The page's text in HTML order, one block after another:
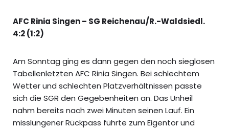
AFC Rinia Singen – SG Reichenau/R.-Waldsiedl.
4:2 (1:2)
Am Sonntag ging es dann gegen den noch sieglosen
Tabellenletzten AFC Rinia Singen. Bei schlechtem
Wetter und schlechten Platzverhältnissen passte
sich die SGR den Gegebenheiten an. Das Unheil
nahm bereits nach zwei Minuten seinen Lauf. Ein
misslungener Rückpass führte zum Eigentor und